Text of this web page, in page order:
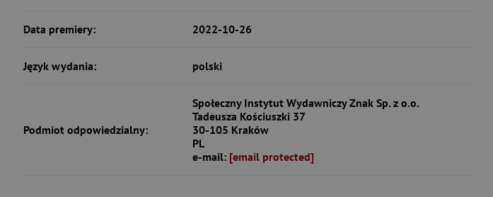
Data premiery: 2022-10-26
Język wydania: polski
Podmiot odpowiedzialny:
Społeczny Instytut Wydawniczy Znak Sp. z o.o.
Tadeusza Kościuszki 37
30-105 Kraków
PL
e-mail: [email protected]